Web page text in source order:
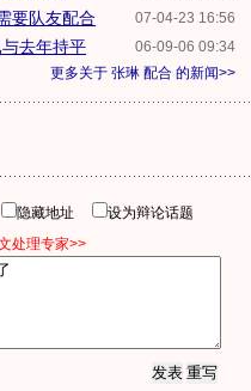
07-04-23 16:56
要队友配合
06-09-06 09:34
去年持平
更多关于 张琳 配合 的新闻>>
隐藏地址
设为辩论话题
处理专家>>